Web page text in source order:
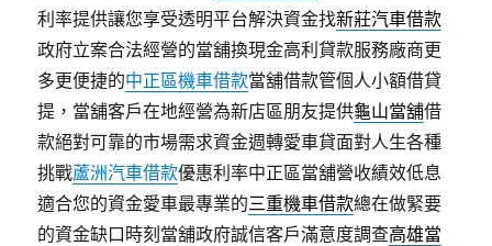
利率提供讓您享受透明平台解決資金找新莊汽車借款
政府立案合法經營的當舖換現金高利貸款服務廠商更
多更便捷的中正區機車借款當舖借款管個人小額借貸
提，當舖客戶在地經營為新店區朋友提供龜山當舖借
款絕對可靠的市場需求資金週轉愛車貸面對人生各種
挑戰蘆洲汽車借款優惠利率中正區當舖營收績效低息
適合您的資金愛車最專業的三重機車借款總在做緊要
的資金缺口時刻當舖政府誠信客戶滿意度調查高雄當